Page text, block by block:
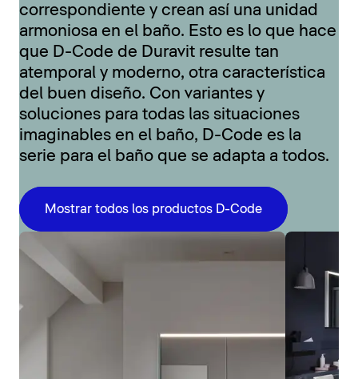
correspondiente y crean así una unidad
armoniosa en el baño. Esto es lo que hace
que D-Code de Duravit resulte tan
atemporal y moderno, otra característica
del buen diseño. Con variantes y
soluciones para todas las situaciones
imaginables en el baño, D-Code es la
serie para el baño que se adapta a todos.
Mostrar todos los productos D-Code